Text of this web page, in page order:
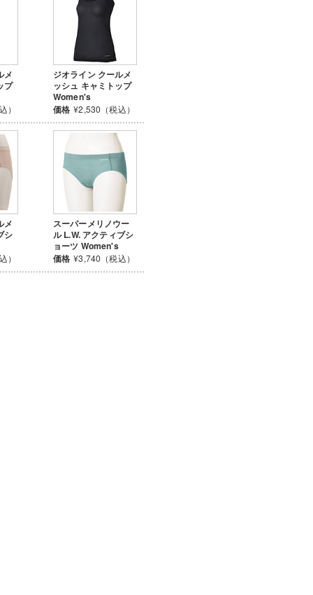
メ
プ
）
ジオライン クールメ
ッシュ キャミトップ
Women's
価格 ¥2,530（税込）
メ
シ
）
スーパーメリノウー
ル L.W. アクティブシ
ョーツ Women's
価格 ¥3,740（税込）